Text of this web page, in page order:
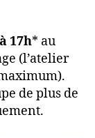
17h* au
(l’atelier
de plus de